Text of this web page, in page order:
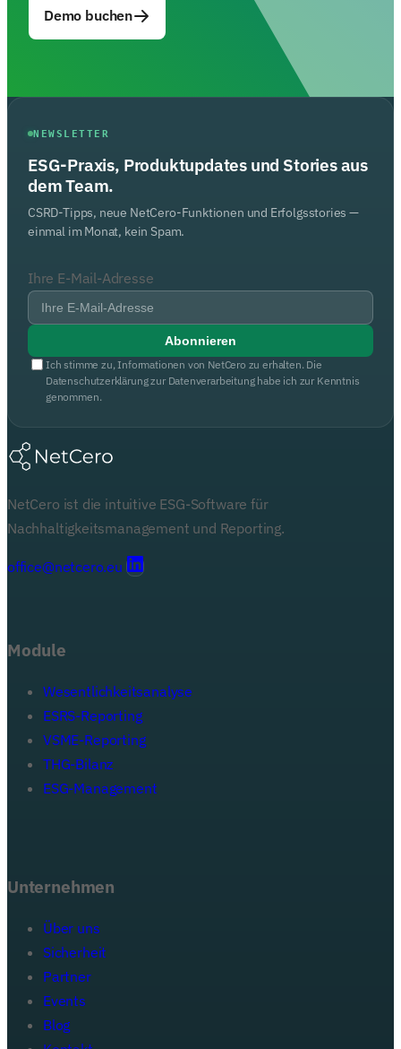
Demo buchen
NEWSLETTER
ESG-Praxis, Produktupdates und Stories aus
dem Team.
CSRD-Tipps, neue NetCero-Funktionen und Erfolgsstories —
einmal im Monat, kein Spam.
Ihre E-Mail-Adresse
Abonnieren
Ich stimme zu, Informationen von NetCero zu erhalten. Die
Datenschutzerklärung zur Datenverarbeitung habe ich zur Kenntnis
genommen.
NetCero ist die intuitive ESG-Software für
Nachhaltigkeitsmanagement und Reporting.
office@netcero.eu
Module
Wesentlichkeitsanalyse
ESRS-Reporting
VSME-Reporting
THG-Bilanz
ESG-Management
Unternehmen
Über uns
Sicherheit
Partner
Events
Blog